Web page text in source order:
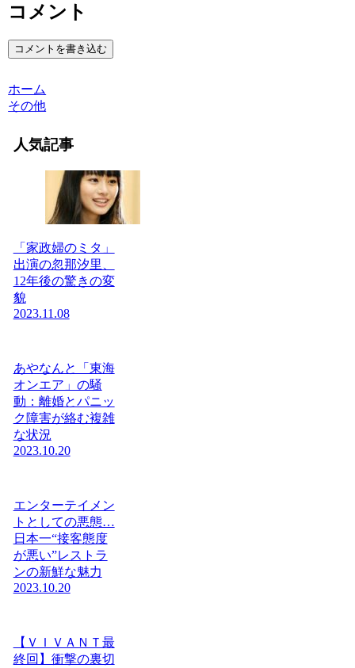
コメント
コメントを書き込む
ホーム
その他
人気記事
「家政婦のミタ」
出演の忽那汐里、
12年後の驚きの変
貌
2023.11.08
あやなんと「東海
オンエア」の騒
動：離婚とパニッ
ク障害が絡む複雑
な状況
2023.10.20
エンターテイメン
トとしての悪態…
日本一“接客態度
が悪い”レストラ
ンの新鮮な魅力
2023.10.20
【ＶＩＶＡＮＴ最
終回】衝撃の裏切